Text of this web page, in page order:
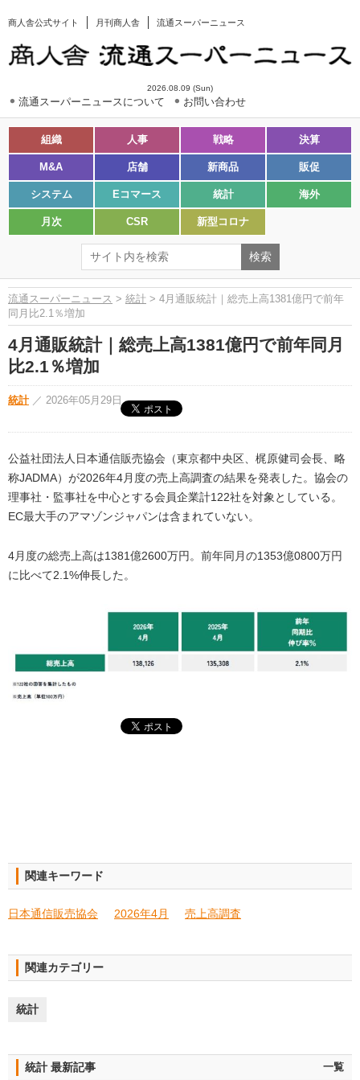
商人舎公式サイト 月刊商人舎 流通スーパーニュース
2026.08.09 (Sun)
流通スーパーニュースについて お問い合わせ
組織 人事 戦略 決算
M&A 店舗 新商品 販促
システム Eコマース 統計 海外
月次 CSR 新型コロナ
流通スーパーニュース > 統計 > 4月通販統計｜総売上高1381億円で前年
同月比2.1％増加
4月通販統計｜総売上高1381億円で前年同月
比2.1％増加
統計 ／ 2026年05月29日
公益社団法人日本通信販売協会（東京都中央区、梶原健司会長、略
称JADMA）が2026年4月度の売上高調査の結果を発表した。協会の
理事社・監事社を中心とする会員企業計122社を対象としている。
EC最大手のアマゾンジャパンは含まれていない。
4月度の総売上高は1381億2600万円。前年同月の1353億0800万円
に比べて2.1%伸長した。
関連キーワード
日本通信販売協会 2026年4月 売上高調査
関連カテゴリー
統計
統計 最新記事 一覧